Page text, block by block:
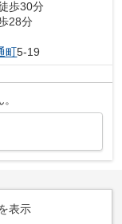
歩30分
28分
町5-19
表示